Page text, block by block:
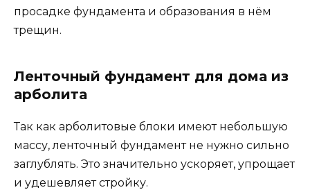
просадке фундамента и образования в нём
трещин.
Ленточный фундамент для дома из
арболита
Так как арболитовые блоки имеют небольшую
массу, ленточный фундамент не нужно сильно
заглублять. Это значительно ускоряет, упрощает
и удешевляет стройку.